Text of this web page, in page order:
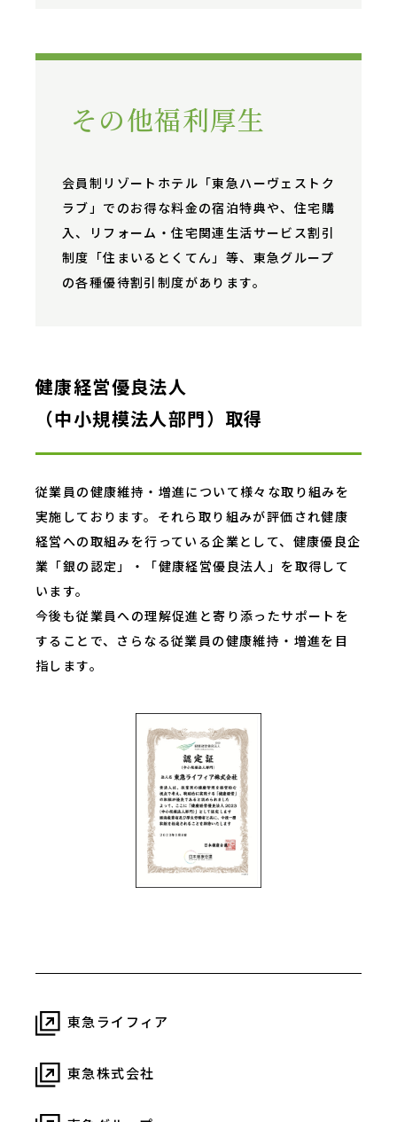
その他福利厚生
会員制リゾートホテル「東急ハーヴェストク
ラブ」でのお得な料金の宿泊特典や、住宅購
入、リフォーム・住宅関連生活サービス割引
制度「住まいるとくてん」等、東急グループ
の各種優待割引制度があります。
健康経営優良法人
（中小規模法人部門）取得
従業員の健康維持・増進について様々な取り組みを
実施しております。それら取り組みが評価され健康
経営への取組みを行っている企業として、健康優良企
業「銀の認定」・「健康経営優良法人」を取得して
います。
今後も従業員への理解促進と寄り添ったサポートを
することで、さらなる従業員の健康維持・増進を目
指します。
東急ライフィア
東急株式会社